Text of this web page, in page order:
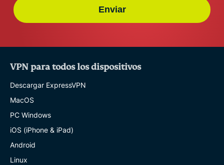
Enviar
VPN para todos los dispositivos
Descargar ExpressVPN
MacOS
PC Windows
iOS (iPhone & iPad)
Android
Linux